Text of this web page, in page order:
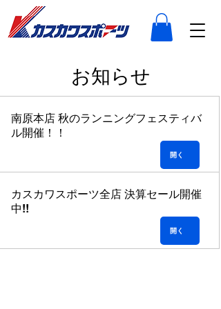
​お知らせ
南原本店 秋のランニングフェスティバ
ル開催！！
開く
カスカワスポーツ全店 決算セール開催
中!!
開く